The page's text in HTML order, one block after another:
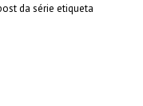
da série etiqueta